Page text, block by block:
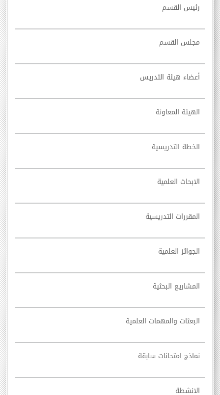
رئيس القسم
مجلس القسم
أعضاء هيئة التدريس
الهيئة المعاونة
الخطة التدريسية
الابحاث العلمية
المقررات التدريسية
الجوائز العلمية
المشاريع البحثية
البعثات والمهمات العلمية
نماذج امتحانات سابقة
الانشطة